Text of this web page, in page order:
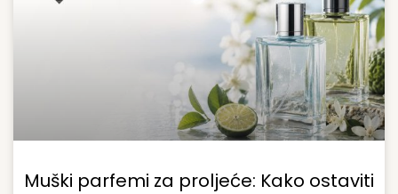
Muški parfemi za proljeće: Kako ostaviti